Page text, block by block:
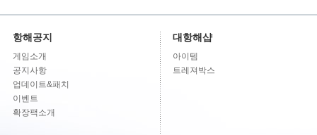
항해공지
게임소개
공지사항
업데이트&패치
이벤트
확장팩소개
대항해샵
아이템
트레져박스